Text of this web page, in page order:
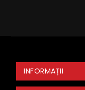
INFORMAȚII